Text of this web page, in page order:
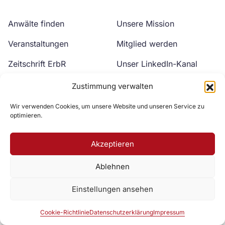
Zustimmung verwalten
Wir verwenden Cookies, um unsere Website und unseren Service zu
optimieren.
Akzeptieren
Ablehnen
Einstellungen ansehen
Cookie-RichtlinieDatenschutzerklärungImpressum
Anwälte finden
Veranstaltungen
Zeitschrift ErbR
Unsere Mission
Mitglied werden
Unser LinkedIn-Kanal
Unser YouTube-Kanal
Zur DAV Webseite